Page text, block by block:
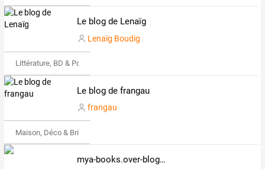
Le blog de Lenaïg
Lenaïg Boudig
Littérature, BD & Poésie
Le blog de frangau
frangau
Maison, Déco & Bricolage
mya-books.over-blog.com